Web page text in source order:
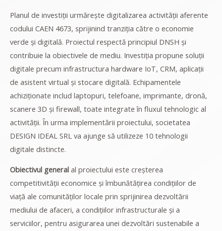
Planul de investiții urmărește digitalizarea activității aferente
codului CAEN 4673, sprijinind tranziția către o economie
verde și digitală. Proiectul respectă principiul DNSH și
contribuie la obiectivele de mediu. Investiția propune soluții
digitale precum infrastructura hardware IoT, CRM, aplicații
de asistent virtual și stocare digitală. Echipamentele
achiziționate includ laptopuri, telefoane, imprimante, dronă,
scanere 3D și firewall, toate integrate în fluxul tehnologic al
activității. În urma implementării proiectului, societatea
DESIGN IDEAL SRL va ajunge să utilizeze 10 tehnologii
digitale distincte.
Obiectivul general al proiectului este creșterea
competitivității economice și îmbunătățirea condițiilor de
viață ale comunităților locale prin sprijinirea dezvoltării
mediului de afaceri, a condițiilor infrastructurale și a
serviciilor, pentru asigurarea unei dezvoltări sustenabile a